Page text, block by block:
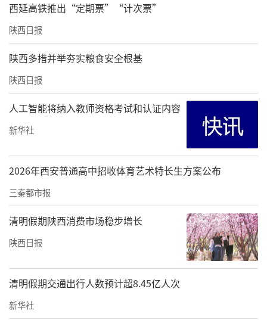
西延高铁推出“定期票”“计次票”
陕西日报
陕西多措并举夯实粮食安全根基
陕西日报
人工智能将纳入教师资格考试和认证内容
新华社
2026年西安普通高中招收体育艺术特长生方案公布
三秦都市报
清明假期陕西消费市场稳步增长
陕西日报
清明假期交通出行人数预计超8.45亿人次
新华社